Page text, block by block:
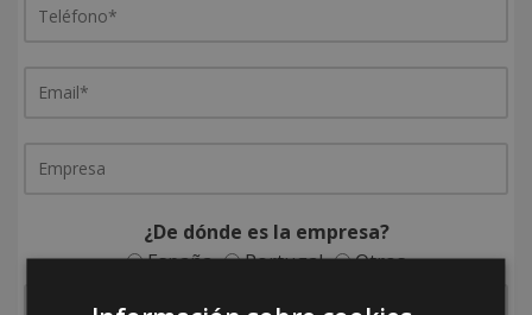
¿De dónde es la empresa?
España
Portugal Otros